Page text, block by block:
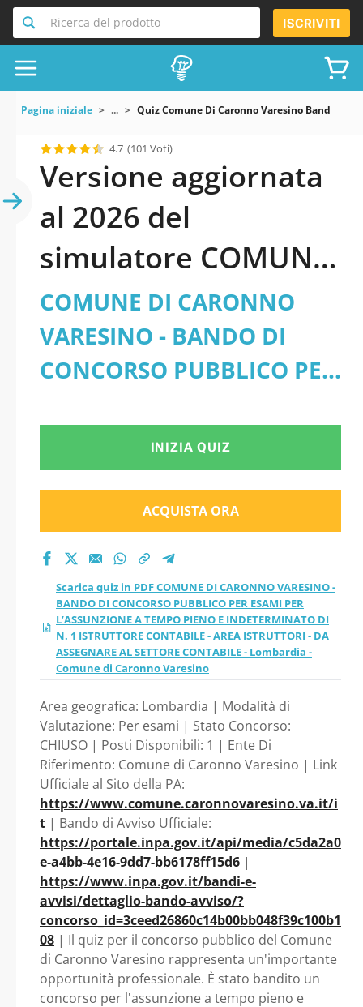
Ricerca del prodotto ISCRIVITI
Pagina iniziale ... Quiz Comune Di Caronno Varesino Bando Di
4.7 (101 Voti)
Versione aggiornata
al 2026 del
simulatore COMUNE
DI CARONNO
VARESINO - BANDO
DI CONCORSO
PUBBLICO PER ESAMI
PER L’ASSUNZIONE A
TEMPO PIENO E
INDETERMINATO DI
N. 1 ISTRUTTORE
CONTABILE - AREA
ISTRUTTORI - DA
ASSEGNARE AL
SETTORE CONTABILE
- Lombardia -
Comune di Caronno
Varesino
COMUNE DI CARONNO
VARESINO - BANDO DI
CONCORSO PUBBLICO PER
A TEMPO PIENO E
INDETERMINATO DI N. 1
ISTRUTTORE CONTABILE -
AREA ISTRUTTORI - DA
ASSEGNARE AL SETTORE
CONTABILE - Lombardia -
Comune di Caronno
Varesino
INIZIA QUIZ
ACQUISTA ORA
Scarica quiz in PDF COMUNE DI CARONNO VARESINO -
BANDO DI CONCORSO PUBBLICO PER ESAMI PER
L’ASSUNZIONE A TEMPO PIENO E INDETERMINATO DI
N. 1 ISTRUTTORE CONTABILE - AREA ISTRUTTORI - DA
ASSEGNARE AL SETTORE CONTABILE - Lombardia -
Comune di Caronno Varesino
Area geografica: Lombardia | Modalità di
Valutazione: Per esami | Stato Concorso:
CHIUSO | Posti Disponibili: 1 | Ente Di
Riferimento: Comune di Caronno Varesino | Link
Ufficiale al Sito della PA:
https://www.comune.caronnovaresino.va.it/i
t | Bando di Avviso Ufficiale:
https://portale.inpa.gov.it/api/media/c5da2a0
e-a4bb-4e16-9dd7-bb6178ff15d6 |
https://www.inpa.gov.it/bandi-e-
avvisi/dettaglio-bando-avviso/?
concorso_id=3ceed26860c14b00bb048f39c100b1
08 | Il quiz per il concorso pubblico del Comune
di Caronno Varesino rappresenta un'importante
opportunità professionale. È stato bandito un
concorso per l'assunzione a tempo pieno e